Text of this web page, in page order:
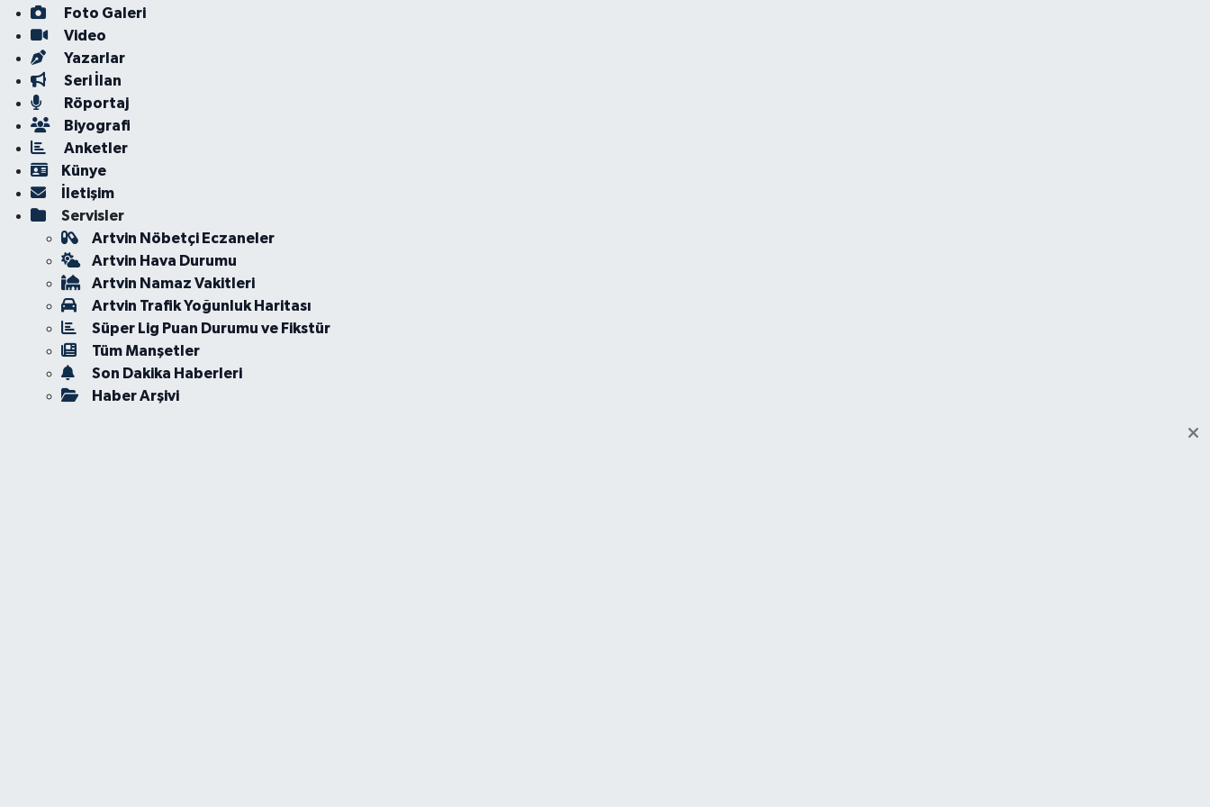
Foto Galeri
Video
Yazarlar
Seri İlan
Röportaj
Biyografi
Anketler
Künye
İletişim
Servisler
Artvin Nöbetçi Eczaneler
Artvin Hava Durumu
Artvin Namaz Vakitleri
Artvin Trafik Yoğunluk Haritası
Süper Lig Puan Durumu ve Fikstür
Tüm Manşetler
Son Dakika Haberleri
Haber Arşivi